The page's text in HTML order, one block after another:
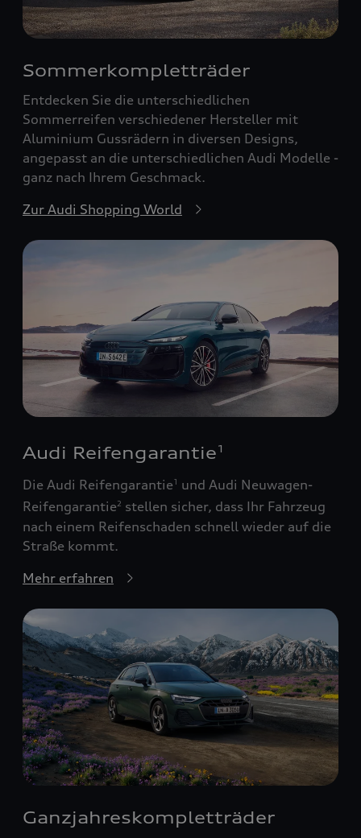
Sommerkompletträder
Entdecken Sie die unterschiedlichen
Sommerreifen verschiedener Hersteller mit
Aluminium Gussrädern in diversen Designs,
angepasst an die unterschiedlichen Audi Modelle -
ganz nach Ihrem Geschmack.
Zur Audi Shopping World
Audi Reifengarantie 1
Die Audi Reifengarantie1
und Audi Neuwagen-
Reifengarantie2 stellen sicher, dass Ihr Fahrzeug
nach einem Reifenschaden schnell wieder auf die
Straße kommt.
Mehr erfahren
Ganzjahreskompletträder